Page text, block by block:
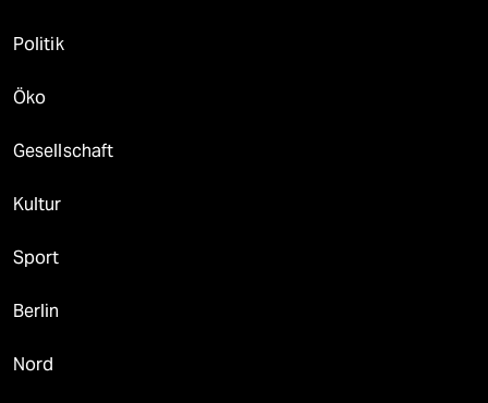
Politik
Öko
Gesellschaft
Kultur
Sport
Berlin
Nord